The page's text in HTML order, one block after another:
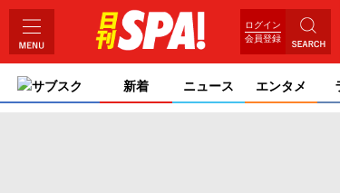
ログイン
会員登録
サブスク 新着 ニュース エンタメ ライ